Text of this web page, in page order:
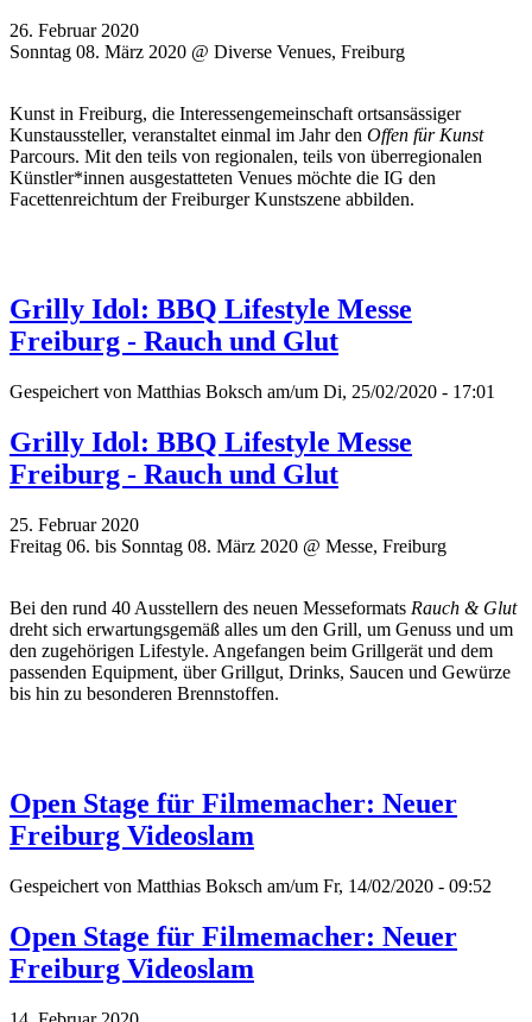
26. Februar 2020
Sonntag 08. März 2020 @ Diverse Venues, Freiburg
Kunst in Freiburg, die Interessengemeinschaft ortsansässiger
Kunstaussteller, veranstaltet einmal im Jahr den Offen für Kunst
Parcours. Mit den teils von regionalen, teils von überregionalen
Künstler*innen ausgestatteten Venues möchte die IG den
Facettenreichtum der Freiburger Kunstszene abbilden.
Grilly Idol: BBQ Lifestyle Messe
Freiburg - Rauch und Glut
Gespeichert von Matthias Boksch am/um Di, 25/02/2020 - 17:01
Grilly Idol: BBQ Lifestyle Messe
Freiburg - Rauch und Glut
25. Februar 2020
Freitag 06. bis Sonntag 08. März 2020 @ Messe, Freiburg
Bei den rund 40 Ausstellern des neuen Messeformats Rauch & Glut
dreht sich erwartungsgemäß alles um den Grill, um Genuss und um
den zugehörigen Lifestyle. Angefangen beim Grillgerät und dem
passenden Equipment, über Grillgut, Drinks, Saucen und Gewürze
bis hin zu besonderen Brennstoffen.
Open Stage für Filmemacher: Neuer
Freiburg Videoslam
Gespeichert von Matthias Boksch am/um Fr, 14/02/2020 - 09:52
Open Stage für Filmemacher: Neuer
Freiburg Videoslam